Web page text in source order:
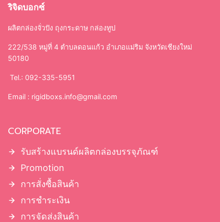
ริจิดบอกซ์
ผลิตกล่องจั่วปัง ถุงกระดาษ กล่องทูป
222/538 หมู่ที่ 4 ตำบลดอนแก้ว อำเภอแม่ริม จังหวัดเชียงใหม่
50180
Tel.: 092-335-5951
Email : rigidboxs.info@gmail.com
CORPORATE
รับสร้างแบรนด์ผลิตกล่องบรรจุภัณฑ์
Promotion
การสั่งซื้อสินค้า
การชำระเงิน
การจัดส่งสินค้า